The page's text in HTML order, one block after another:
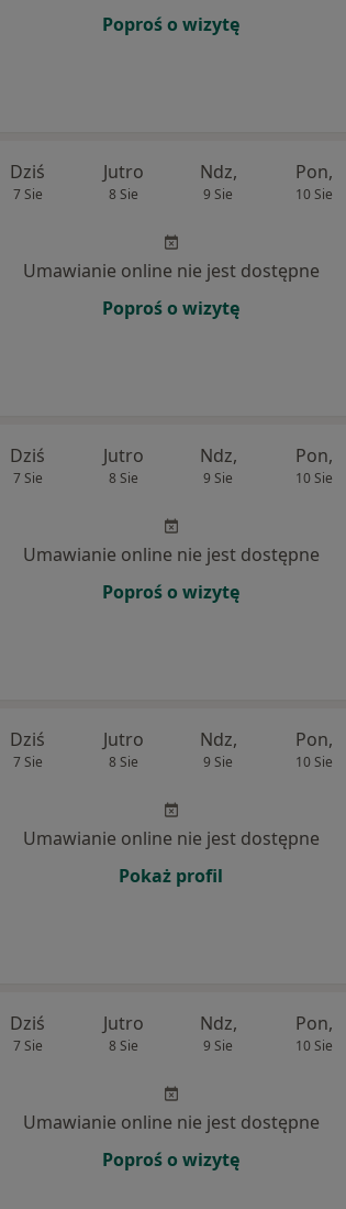
Poproś o wizytę
Dziś
7 Sie
Jutro
8 Sie
Ndz,
9 Sie
Pon,
10 Sie
Umawianie online nie jest dostępne
Poproś o wizytę
Dziś
7 Sie
Jutro
8 Sie
Ndz,
9 Sie
Pon,
10 Sie
Umawianie online nie jest dostępne
Poproś o wizytę
Dziś
7 Sie
Jutro
8 Sie
Ndz,
9 Sie
Pon,
10 Sie
Umawianie online nie jest dostępne
Pokaż profil
Dziś
7 Sie
Jutro
8 Sie
Ndz,
9 Sie
Pon,
10 Sie
Umawianie online nie jest dostępne
Poproś o wizytę